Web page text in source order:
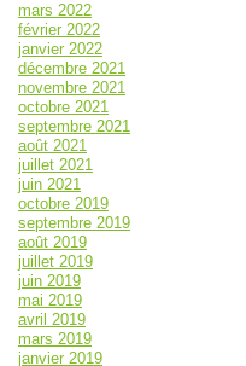
mars 2022
février 2022
janvier 2022
décembre 2021
novembre 2021
octobre 2021
septembre 2021
août 2021
juillet 2021
juin 2021
octobre 2019
septembre 2019
août 2019
juillet 2019
juin 2019
mai 2019
avril 2019
mars 2019
janvier 2019